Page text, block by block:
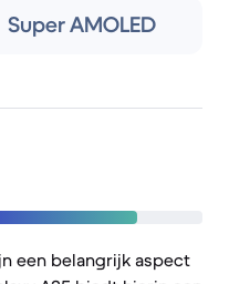
Super AMOLED
een belangrijk aspect